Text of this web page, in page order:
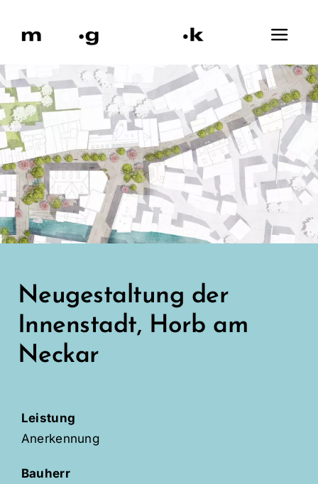
Inhalt
Neugestaltung der
Innenstadt, Horb am
Neckar
Leistung
Anerkennung
Bauherr